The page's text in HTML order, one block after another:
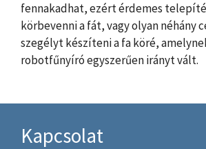
fennakadhat, ezért érdemes
körbevenni a fát, vagy olyan néhány
szegélyt készíteni a fa köré,
robotfűnyíró egyszerűen irányt vált.
Kapcsolat